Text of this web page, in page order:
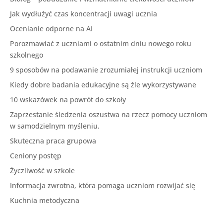
Jak wydłużyć czas koncentracji uwagi ucznia
Ocenianie odporne na AI
Porozmawiać z uczniami o ostatnim dniu nowego roku
szkolnego
9 sposobów na podawanie zrozumiałej instrukcji uczniom
Kiedy dobre badania edukacyjne są źle wykorzystywane
10 wskazówek na powrót do szkoły
Zaprzestanie śledzenia oszustwa na rzecz pomocy uczniom
w samodzielnym myśleniu.
Skuteczna praca grupowa
Ceniony postęp
Życzliwość w szkole
Informacja zwrotna, która pomaga uczniom rozwijać się
Kuchnia metodyczna